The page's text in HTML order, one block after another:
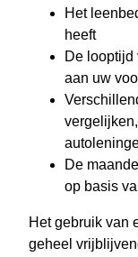
Het
heeft
De looptijd
aan uw
De
op basis
Het gebruik van
geheel